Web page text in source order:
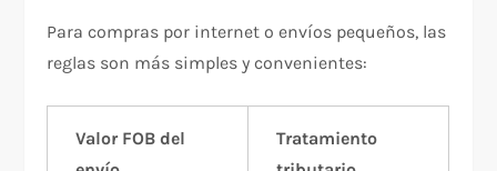
Para compras por internet o envíos pequeños, las
reglas son más simples y convenientes:
Valor FOB del
Tratamiento